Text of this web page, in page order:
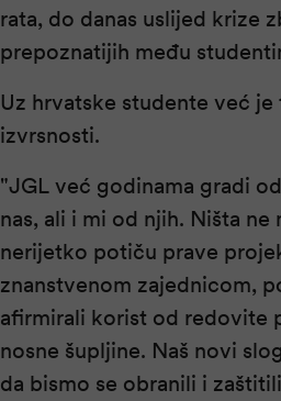
rata, do danas uslijed krize
prepoznatijih među
Uz hrvatske studente već
izvrsnosti.
"JGL već godinama gradi
nas, ali i mi od njih. Ništa
nerijetko potiču prave
znanstvenom zajednicom,
afirmirali korist od redovite
nosne šupljine. Naš novi
da bismo se obranili i